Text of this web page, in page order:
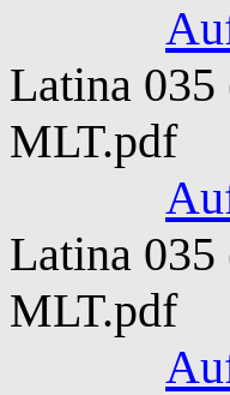
Latina
MLT.pdf
Latina
MLT.pdf